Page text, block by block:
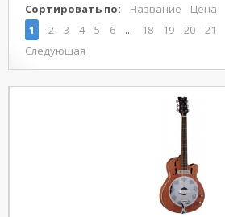
Сортировать по: Название Цена
1
2 3 4 5 6 ... 18 19 20 21
Следующая